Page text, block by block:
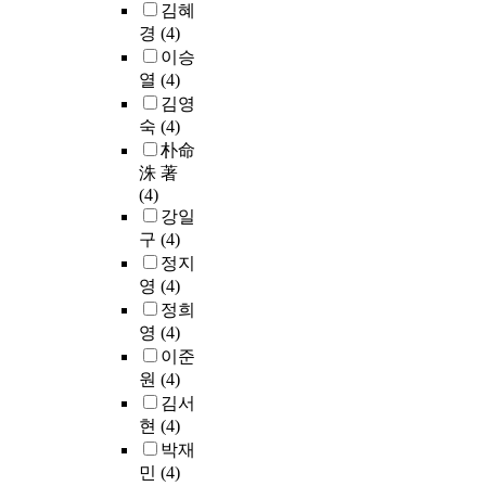
김혜
경 (4)
이승
열 (4)
김영
숙 (4)
朴命
洙 著
(4)
강일
구 (4)
정지
영 (4)
정희
영 (4)
이준
원 (4)
김서
현 (4)
박재
민 (4)